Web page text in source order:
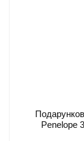
Penelope